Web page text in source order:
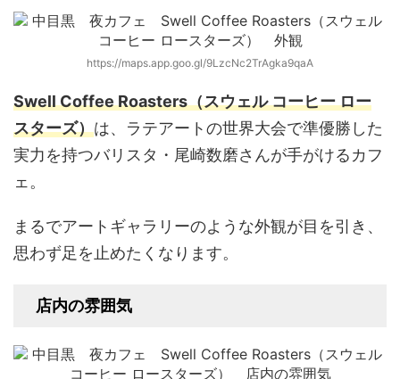
https://maps.app.goo.gl/9LzcNc2TrAgka9qaA
Swell Coffee Roasters（スウェル コーヒー ロー
スターズ）は、ラテアートの世界大会で準優勝した
実力を持つバリスタ・尾崎数磨さんが手がけるカフ
ェ。
まるでアートギャラリーのような外観が目を引き、
思わず足を止めたくなります。
店内の雰囲気